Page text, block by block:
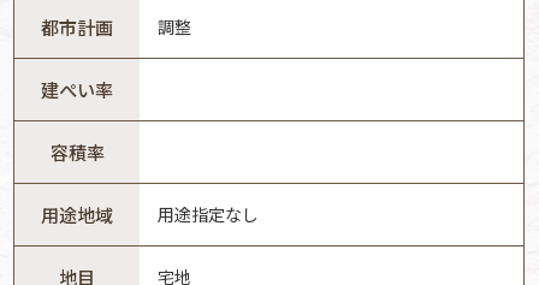
都市計画 調整
建ぺい率
容積率
用途地域 用途指定なし
地目 宅地